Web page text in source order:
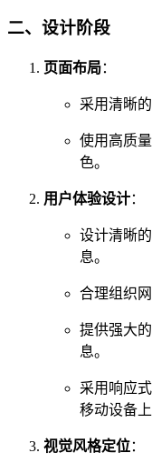
二、设计阶段
页面布局：
采用清晰
使用高质
色。
用户体验设计：
设计清晰
息。
合理组织
提供强大
息。
采用响应
移动设备
视觉风格定位：